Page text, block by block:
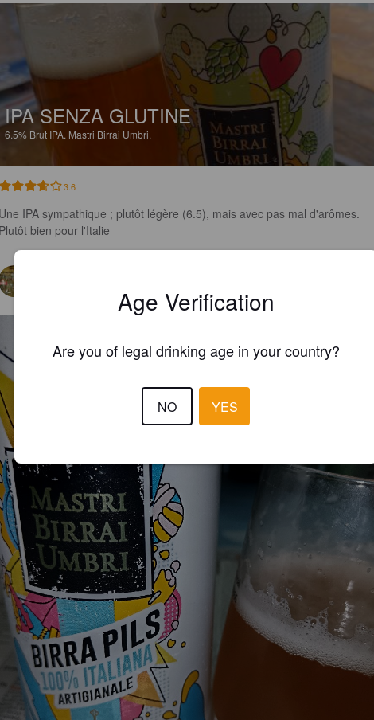
IPA SENZA GLUTINE
6.5% Brut IPA. Mastri Birrai Umbri.
3.6
Une IPA sympathique ; plutôt légère (6.5), mais avec pas mal d'arômes.
Plutôt bien pour l'Italie
Age Verification
Are you of legal drinking age in your country?
NO YES